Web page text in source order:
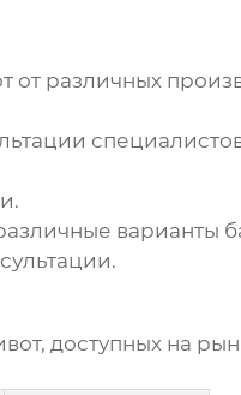
от различных
варианты
, доступных на